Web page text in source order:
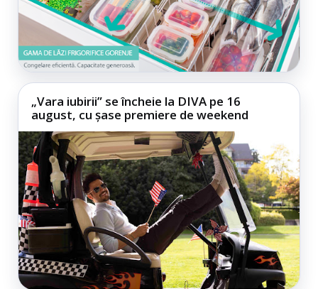
„Vara iubirii” se încheie la DIVA pe 16
august, cu șase premiere de weekend